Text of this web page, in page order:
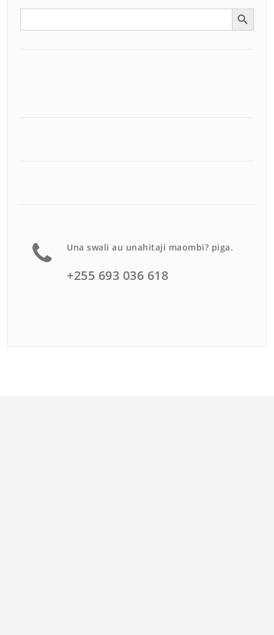
Search Search Button
Una swali au unahitaji maombi? piga.
+255 693 036 618